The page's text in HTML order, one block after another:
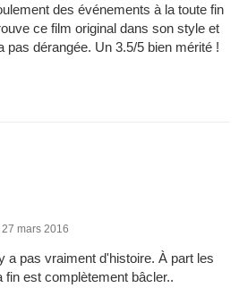
des événements à la toute fin
ce film original dans son style et
pas dérangée. Un 3.5/5 bien mérité !
mars 2016
a pas vraiment d'histoire. À part les
fin est complètement bâcler..